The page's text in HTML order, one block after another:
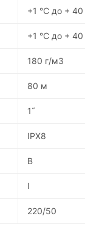
+1 °С до + 40
+1 °С до + 40
180 г/м3
80 м
1˝
IPX8
B
I
220/50